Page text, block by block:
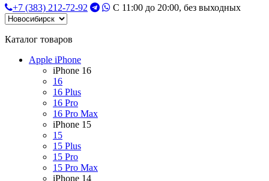
+7 (383) 212-72-92 С 11:00 до 20:00, без выходных
Каталог товаров
Apple iPhone
iPhone 16
16
16 Plus
16 Pro
16 Pro Max
iPhone 15
15
15 Plus
15 Pro
15 Pro Max
iPhone 14